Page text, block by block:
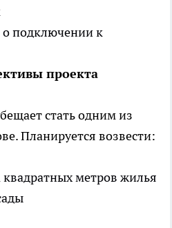
подключении к
проекта
стать одним из
Планируется возвести:
метров жилья